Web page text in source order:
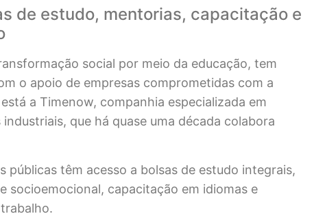
de estudo, mentorias, capacitação e
social por meio da educação, tem
o apoio de empresas comprometidas com a
a Timenow, companhia especializada em
que há quase uma década colabora
públicas têm acesso a bolsas de estudo integrais,
socioemocional, capacitação em idiomas e